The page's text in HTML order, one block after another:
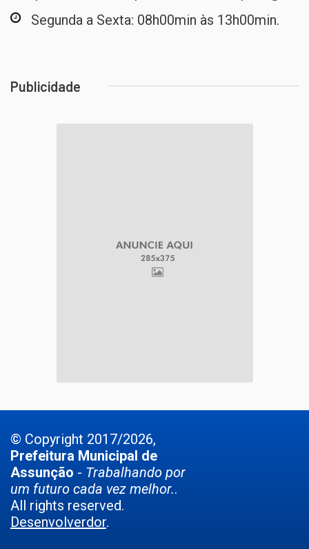
Segunda a Sexta: 08h00min às 13h00min.
Publicidade
© Copyright 2017/2026,
Prefeitura Municipal de
Assunção - Trabalhando por
um futuro cada vez melhor..
All rights reserved.
Desenvolverdor.